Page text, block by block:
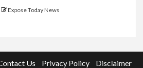
Expose Today News
Us Privacy Policy
Disclaimer